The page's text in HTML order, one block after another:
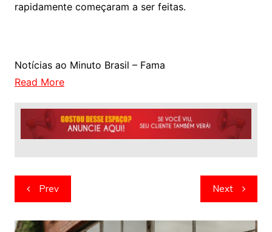
rapidamente começaram a ser feitas.
Notícias ao Minuto Brasil – Fama
Read More
Navegação
de
artigos
Prev Next